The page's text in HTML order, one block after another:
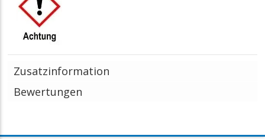
Zusatzinformation
Bewertungen